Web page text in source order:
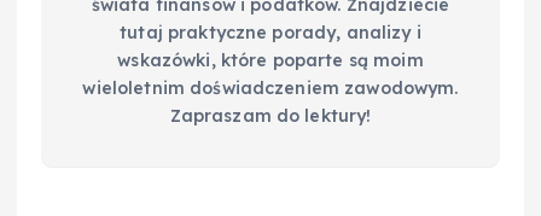
świata finansów i podatków. Znajdziecie
tutaj praktyczne porady, analizy i
wskazówki, które poparte są moim
wieloletnim doświadczeniem zawodowym.
Zapraszam do lektury!